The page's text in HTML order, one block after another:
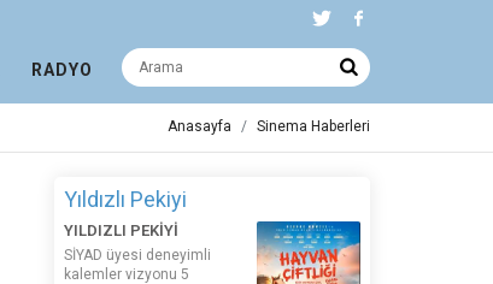
RADYO
Anasayfa Sinema Haberleri
Yıldızlı Pekiyi
YILDIZLI PEKİYİ
SİYAD üyesi deneyimli
kalemler vizyonu 5